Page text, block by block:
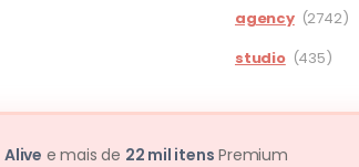
agency (2742)
studio (435)
Alive e mais de 22 mil itens Premium